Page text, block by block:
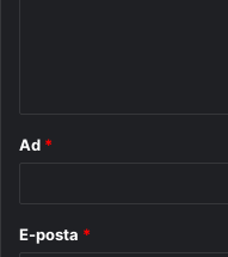
Ad *
E-posta *